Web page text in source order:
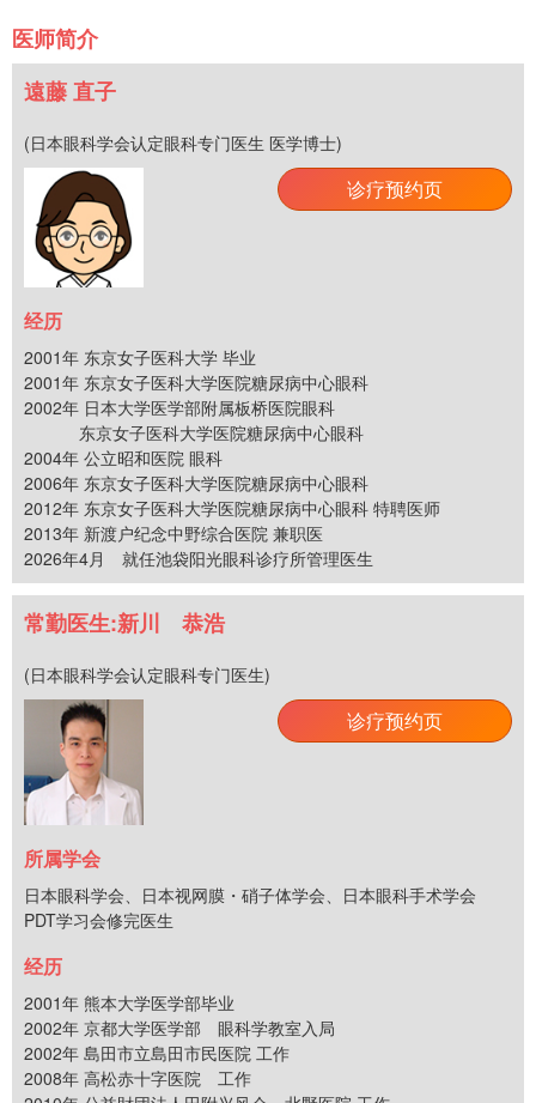
医师简介
遠藤 直子
(日本眼科学会认定眼科专门医生 医学博士)
诊疗预约页
经历
2001年 东京女子医科大学 毕业
2001年 东京女子医科大学医院糖尿病中心眼科
2002年 日本大学医学部附属板桥医院眼科
东京女子医科大学医院糖尿病中心眼科
2004年 公立昭和医院 眼科
2006年 东京女子医科大学医院糖尿病中心眼科
2012年 东京女子医科大学医院糖尿病中心眼科 特聘医师
2013年 新渡户纪念中野综合医院 兼职医
2026年4月 就任池袋阳光眼科诊疗所管理医生
常勤医生:新川 恭浩
(日本眼科学会认定眼科专门医生)
诊疗预约页
所属学会
日本眼科学会、日本视网膜・硝子体学会、日本眼科手术学会
PDT学习会修完医生
经历
2001年 熊本大学医学部毕业
2002年 京都大学医学部 眼科学教室入局
2002年 島田市立島田市民医院 工作
2008年 高松赤十字医院 工作